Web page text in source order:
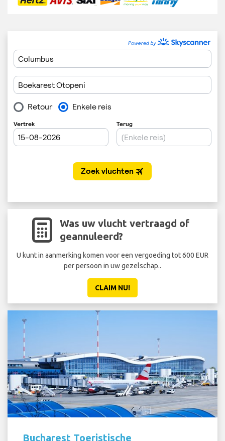
Was uw vlucht vertraagd of
geannuleerd?
U kunt in aanmerking komen voor een vergoeding tot 600 EUR
per persoon in uw gezelschap..
CLAIM NU!
Bucharest Toeristische